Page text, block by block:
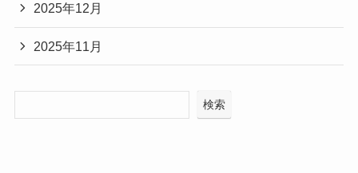
2025年12月
2025年11月
検索